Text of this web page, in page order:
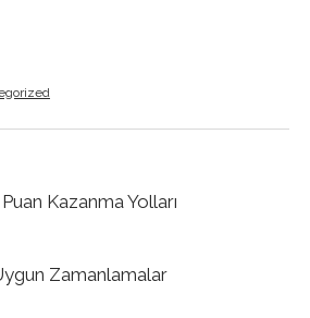
Kazanma Yolları
Zamanlamalar